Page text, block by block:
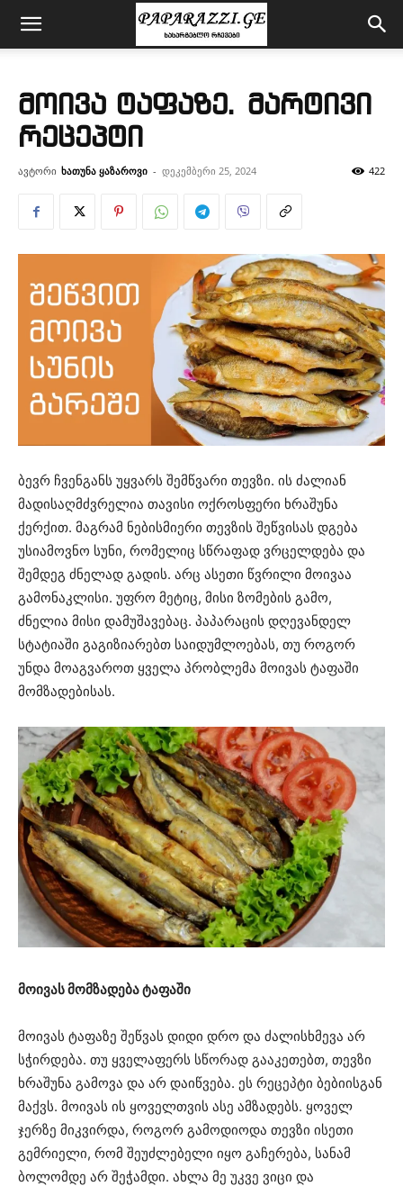
მოივა ტაფაზე. მარტივი
რეცეპტი
ავტორი ხათუნა ყაზაროვი - დეკემბერი 25, 2024 422
ბევრ ჩვენგანს უყვარს შემწვარი თევზი. ის ძალიან
მადისაღმძვრელია თავისი ოქროსფერი ხრაშუნა
ქერქით. მაგრამ ნებისმიერი თევზის შეწვისას დგება
უსიამოვნო სუნი, რომელიც სწრაფად ვრცელდება და
შემდეგ ძნელად გადის. არც ასეთი წვრილი მოივაა
გამონაკლისი. უფრო მეტიც, მისი ზომების გამო,
ძნელია მისი დამუშავებაც. პაპარაცის დღევანდელ
სტატიაში გაგიზიარებთ საიდუმლოებას, თუ როგორ
უნდა მოაგვაროთ ყველა პრობლემა მოივას ტაფაში
მომზადებისას.
მოივას მომზადება ტაფაში
მოივას ტაფაზე შეწვას დიდი დრო და ძალისხმევა არ
სჭირდება. თუ ყველაფერს სწორად გააკეთებთ, თევზი
ხრაშუნა გამოვა და არ დაიწვება. ეს რეცეპტი ბებიისგან
მაქვს. მოივას ის ყოველთვის ასე ამზადებს. ყოველ
ჯერზე მიკვირდა, როგორ გამოდიოდა თევზი ისეთი
გემრიელი, რომ შეუძლებელი იყო გაჩერება, სანამ
ბოლომდე არ შეჭამდი. ახლა მე უკვე ვიცი და